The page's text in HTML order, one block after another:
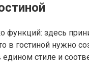
функций: здесь
в гостиной нужно
стиле и